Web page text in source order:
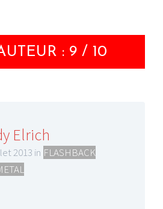
: 9 / 10
Elrich
2013 in FLASHBACK